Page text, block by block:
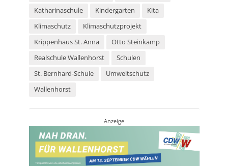
Katharinaschule
Kindergarten
Kita
Klimaschutz
Klimaschutzprojekt
Krippenhaus St. Anna
Otto Steinkamp
Realschule Wallenhorst
Schulen
St. Bernhard-Schule
Umweltschutz
Wallenhorst
Anzeige